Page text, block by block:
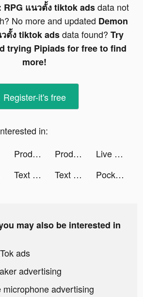
RPG แนวตั้ง tiktok adsdata not
No more and updated Demon
ตั้ง tiktok adsdata found? Try
trying Pipiads for free to find
more!
Register-it's free
in:
Producer: Choose your Star tiktok ads Producer: Choose your Star tiktok ads
Live Wallpapers 3D tiktok ads
Text or Die tiktok ads Text or Die tiktok ads Pocket Champs tiktok ads
may also be interested in
ads
advertising
microphone advertising